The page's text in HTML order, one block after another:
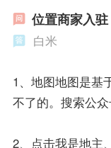
位置商家入驻
白米
1、地图地图是基
不了的。搜索公众
2、点击我是地主